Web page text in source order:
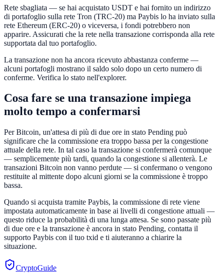
Rete sbagliata — se hai acquistato USDT e hai fornito un indirizzo
di portafoglio sulla rete Tron (TRC-20) ma Paybis lo ha inviato sulla
rete Ethereum (ERC-20) o viceversa, i fondi potrebbero non
apparire. Assicurati che la rete nella transazione corrisponda alla rete
supportata dal tuo portafoglio.
La transazione non ha ancora ricevuto abbastanza conferme —
alcuni portafogli mostrano il saldo solo dopo un certo numero di
conferme. Verifica lo stato nell'explorer.
Cosa fare se una transazione impiega
molto tempo a confermarsi
Per Bitcoin, un'attesa di più di due ore in stato Pending può
significare che la commissione era troppo bassa per la congestione
attuale della rete. In tal caso la transazione si confermerà comunque
— semplicemente più tardi, quando la congestione si allenterà. Le
transazioni Bitcoin non vanno perdute — si confermano o vengono
restituite al mittente dopo alcuni giorni se la commissione è troppo
bassa.
Quando si acquista tramite Paybis, la commissione di rete viene
impostata automaticamente in base ai livelli di congestione attuali —
questo riduce la probabilità di una lunga attesa. Se sono passate più
di due ore e la transazione è ancora in stato Pending, contatta il
supporto Paybis con il tuo txid e ti aiuteranno a chiarire la
situazione.
CryptoGuide